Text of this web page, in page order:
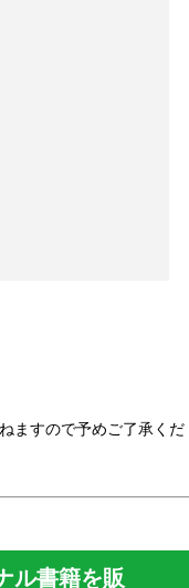
ますので予めご了承くだ
ル書籍を販